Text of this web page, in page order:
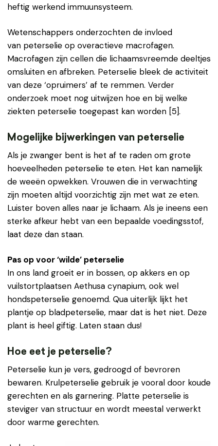
heftig werkend immuunsysteem.
Wetenschappers onderzochten de invloed
van peterselie op overactieve macrofagen.
Macrofagen zijn cellen die lichaamsvreemde deeltjes
omsluiten en afbreken. Peterselie bleek de activiteit
van deze ‘opruimers’ af te remmen. Verder
onderzoek moet nog uitwijzen hoe en bij welke
ziekten peterselie toegepast kan worden [5].
Mogelijke bijwerkingen van peterselie
Als je zwanger bent is het af te raden om grote
hoeveelheden peterselie te eten. Het kan namelijk
de weeën opwekken. Vrouwen die in verwachting
zijn moeten altijd voorzichtig zijn met wat ze eten.
Luister boven alles naar je lichaam. Als je ineens een
sterke afkeur hebt van een bepaalde voedingsstof,
laat deze dan staan.
Pas op voor ‘wilde’ peterselie
In ons land groeit er in bossen, op akkers en op
vuilstortplaatsen Aethusa cynapium, ook wel
hondspeterselie genoemd. Qua uiterlijk lijkt het
plantje op bladpeterselie, maar dat is het niet. Deze
plant is heel giftig. Laten staan dus!
Hoe eet je peterselie?
Peterselie kun je vers, gedroogd of bevroren
bewaren. Krulpeterselie gebruik je vooral door koude
gerechten en als garnering. Platte peterselie is
steviger van structuur en wordt meestal verwerkt
door warme gerechten.